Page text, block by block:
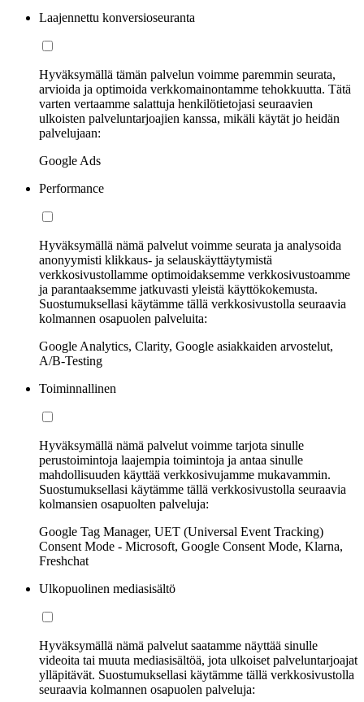
Laajennettu konversioseuranta
Hyväksymällä tämän palvelun voimme paremmin seurata,
arvioida ja optimoida verkkomainontamme tehokkuutta. Tätä
varten vertaamme salattuja henkilötietojasi seuraavien
ulkoisten palveluntarjoajien kanssa, mikäli käytät jo heidän
palvelujaan:
Google Ads
Performance
Hyväksymällä nämä palvelut voimme seurata ja analysoida
anonyymisti klikkaus- ja selauskäyttäytymistä
verkkosivustollamme optimoidaksemme verkkosivustoamme
ja parantaaksemme jatkuvasti yleistä käyttökokemusta.
Suostumuksellasi käytämme tällä verkkosivustolla seuraavia
kolmannen osapuolen palveluita:
Google Analytics, Clarity, Google asiakkaiden arvostelut,
A/B-Testing
Toiminnallinen
Hyväksymällä nämä palvelut voimme tarjota sinulle
perustoimintoja laajempia toimintoja ja antaa sinulle
mahdollisuuden käyttää verkkosivujamme mukavammin.
Suostumuksellasi käytämme tällä verkkosivustolla seuraavia
kolmansien osapuolten palveluja:
Google Tag Manager, UET (Universal Event Tracking)
Consent Mode - Microsoft, Google Consent Mode, Klarna,
Freshchat
Ulkopuolinen mediasisältö
Hyväksymällä nämä palvelut saatamme näyttää sinulle
videoita tai muuta mediasisältöä, jota ulkoiset palveluntarjoajat
ylläpitävät. Suostumuksellasi käytämme tällä verkkosivustolla
seuraavia kolmannen osapuolen palveluja: